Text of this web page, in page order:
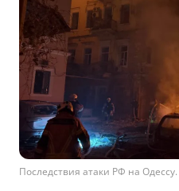
Последствия атаки РФ на